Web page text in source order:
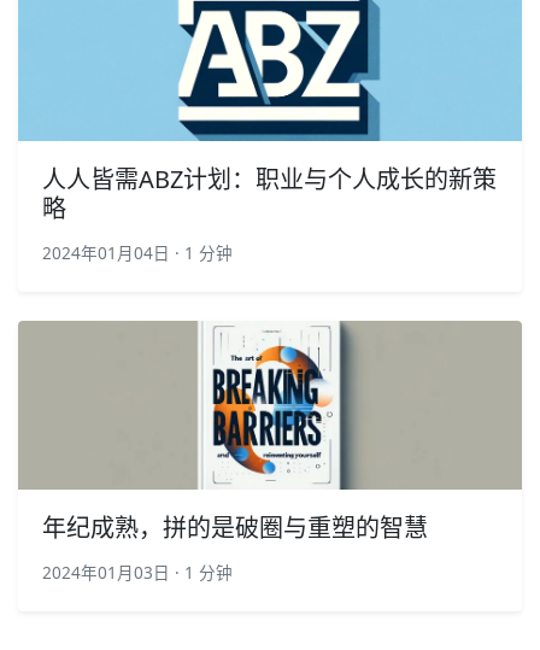
人人皆需ABZ计划：职业与个人成长的新策
略
2024年01月04日 · 1 分钟
年纪成熟，拼的是破圈与重塑的智慧
2024年01月03日 · 1 分钟